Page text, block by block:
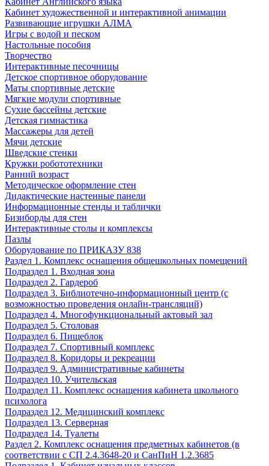
Кабинет художественной и интерактивной анимации
Развивающие игрушки АЛМА
Игры с водой и песком
Настольные пособия
Творчество
Интерактивные песочницы
Детское спортивное оборудование
Маты спортивные детские
Мягкие модули спортивные
Сухие бассейны детские
Детская гимнастика
Массажеры для детей
Мячи детские
Шведские стенки
Кружки робототехники
Ранний возраст
Методическое оформление стен
Дидактические настенные панели
Информационные стенды и таблички
Бизиборды для стен
Интерактивные столы и комплексы
Пазлы
Оборудование по ПРИКАЗУ 838
Раздел 1. Комплекс оснащения общешкольных помещений
Подраздел 1. Входная зона
Подраздел 2. Гардероб
Подраздел 3. Библиотечно-информационный центр (с
возможностью проведения онлайн-трансляций)
Подраздел 4. Многофункциональный актовый зал
Подраздел 5. Столовая
Подраздел 6. Пищеблок
Подраздел 7. Спортивный комплекс
Подраздел 8. Коридоры и рекреации
Подраздел 9. Административные кабинеты
Подраздел 10. Учительская
Подраздел 11. Комплекс оснащения кабинета школьного
психолога
Подраздел 12. Медицинский комплекс
Подраздел 13. Серверная
Подраздел 14. Туалеты
Раздел 2. Комплекс оснащения предметных кабинетов (в
соответствии с СП 2.4.3648-20 и СанПиН 1.2.3685